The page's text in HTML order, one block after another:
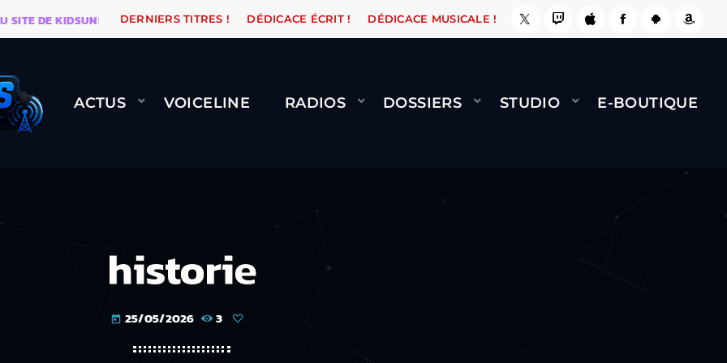
DE KIDSUNE WARÉTRO ORANGE ROAD QUI PASSE, ÇA LE FAIT ! NAMI BERNARD MINET - FLY
DERNIERS TITRES ! DÉDICACE ÉCRIT ! DÉDICACE MUSICALE !
ACTUS VOICELINE RADIOS DOSSIERS STUDIO E-BOUTIQUE
historie
today 25/05/2026 3